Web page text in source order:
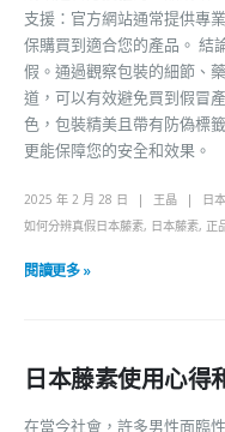
支援：官方網站通常提供專
保購買到適合您的產品。 結
假。通過觀察包裝的細節、
道，可以有效避免買到假冒
色，包裝精美且帶有防偽標
更能保障您的安全和效果。
2025 年 2 月 28 日 王晶
日
如何分辨真假日本藤素, 日本藤素, 正
閱讀更多 »
日本藤素使用心得
在當今社會，許多男性面臨